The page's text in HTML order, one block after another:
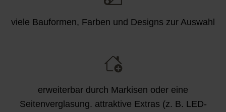
viele Bauformen, Farben und Designs zur Auswahl
erweiterbar durch Markisen oder eine
Seitenverglasung. attraktive Extras (z. B. LED-